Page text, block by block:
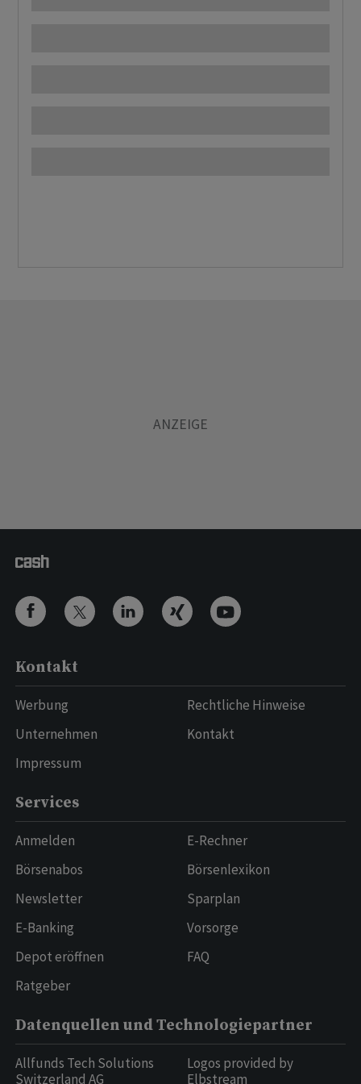
Kontakt
Werbung
Unternehmen
Impressum
Rechtliche Hinweise
Kontakt
Services
Anmelden
Börsenabos
Newsletter
E-Banking
Depot eröffnen
Ratgeber
E-Rechner
Börsenlexikon
Sparplan
Vorsorge
FAQ
Datenquellen und Technologiepartner
Allfunds Tech Solutions
Switzerland AG
Logos provided by
Elbstream